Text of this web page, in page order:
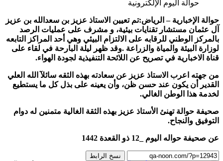
حوالة الإخبارية – الرياض:تم تعيين الاستاذ عزيز بن سعدالله بن عزيز
آل عثمان مستشار تقنايات بيئية، و مشرف على عمليات الرصد
بالمركز الوطني للرقابه على الالتزام البيئي وهي أحد المراكز التابعه
لوزارة البيئة والمياة والزراعة .وقد ظهر ليلة البارحة في لقاء على
قناة الاخبارية في تصريح عن اللائحة التنفيذية لجودة الهواء.
من جهته اعرب الاستاذ عزيز عن سعادته بهذه الثقه سائلآ الله العلي
القدير أن يكون عند حسن ظن، وأن يعينه على بذل كل ما يستطيع
لخدمة هذا الوطن الغالي.
صحيفة حوالة تهنئ الأستاذ عزيز بهذه الثقة الغالية متمنين له دوام
التوفيق والنجاح.
عن صحيفة حواله اليوم _12 ذو القعدة 1442
نسخ الرابط